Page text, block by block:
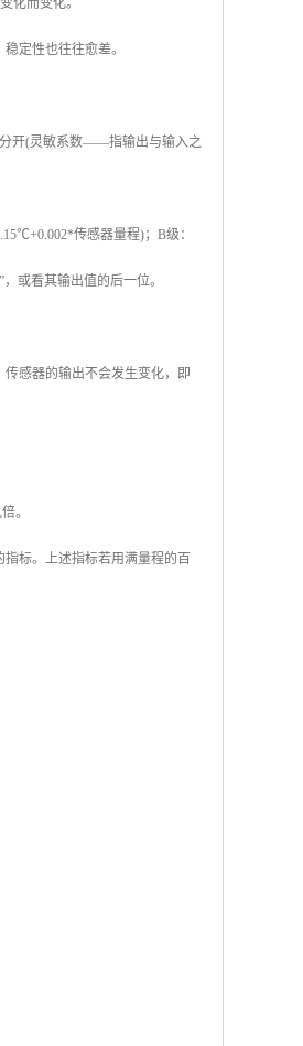
化而变化。
定性也往往愈差。
开(灵敏系数——指输出与输入之
传感器量程)；B级：
或看其输出值的后一位。
感器的输出不会发生变化，即
。
标。上述指标若用满量程的百